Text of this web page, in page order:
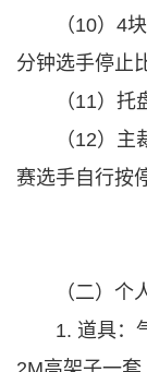
（10）4
分钟选手停止
（11）
（12）
赛选手自行按
（二）
1. 道具：